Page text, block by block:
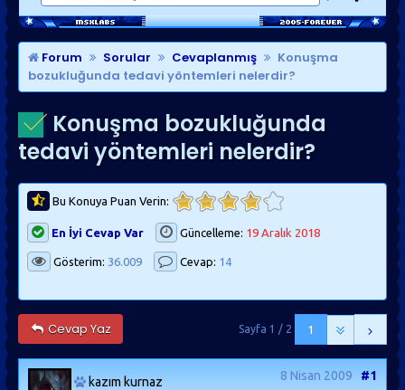
SON MESAJLAR
KISAYOLLAR
Forum Sorular Cevaplanmış
Konuşma
bozukluğunda tedavi yöntemleri nelerdir?
Konuşma bozukluğunda
tedavi yöntemleri nelerdir?
Bu Konuya Puan Verin:
En İyi Cevap Var Güncelleme: 19 Aralık 2018
Gösterim: 36.009 Cevap: 14
Cevap Yaz 1
Sayfa 1 / 2
kazım kurnaz 8 Nisan 2009 #1